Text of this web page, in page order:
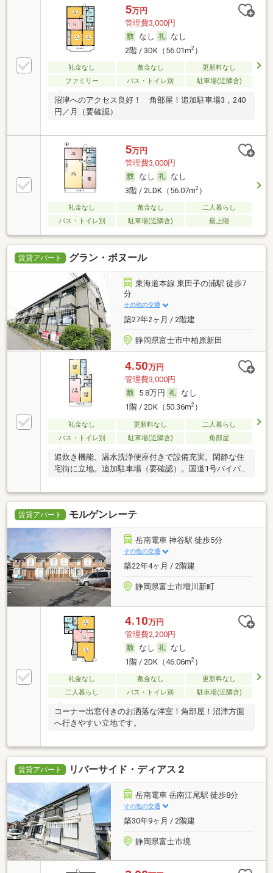
5万円
管理費3,000円
なし
なし
2階 / 3DK（56.01m2）
礼金なし 敷金なし
更新料なし
ファミリー
バス・トイレ別 駐車場(近隣含)
沼津へのアクセス良好！ 角部屋！追加駐車場3，240
円／月（要確認）
5万円
管理費3,000円
なし
なし
3階 / 2LDK（56.07m2）
礼金なし 敷金なし
二人暮らし
バス・トイレ別
駐車場(近隣含) 最上階
賃貸アパート グラン・ボヌール
東海道本線 東田子の浦駅 徒歩7
分
その他の交通
築27年2ヶ月 / 2階建
静岡県富士市中柏原新田
4.50万円
管理費3,000円
5.8万円
なし
1階 / 2DK（50.36m2）
礼金なし 更新料なし
二人暮らし
バス・トイレ別
駐車場(近隣含) 角部屋
追炊き機能、温水洗浄便座付きで設備充実。閑静な住
宅街に立地。追加駐車場（要確認）。国道1号バイパ
賃貸アパート モルゲンレーテ
岳南電車 神谷駅 徒歩5分
その他の交通
築22年4ヶ月 / 2階建
静岡県富士市増川新町
4.10万円
管理費2,200円
なし
なし
1階 / 2DK（46.06m2）
礼金なし 敷金なし
更新料なし
二人暮らし
バス・トイレ別 駐車場(近隣含)
コーナー出窓付きのお洒落な洋室！角部屋！沼津方面
へ行きやすい立地です。
賃貸アパート リバーサイド・ディアス２
岳南電車 岳南江尾駅 徒歩8分
その他の交通
築30年9ヶ月 / 2階建
静岡県富士市境